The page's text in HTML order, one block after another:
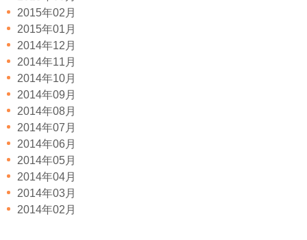
2015年02月
2015年01月
2014年12月
2014年11月
2014年10月
2014年09月
2014年08月
2014年07月
2014年06月
2014年05月
2014年04月
2014年03月
2014年02月